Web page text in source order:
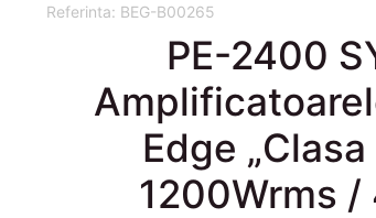
Referinta: BEG-B00265
PE-2400
Edge „Clasa
1200Wrms /